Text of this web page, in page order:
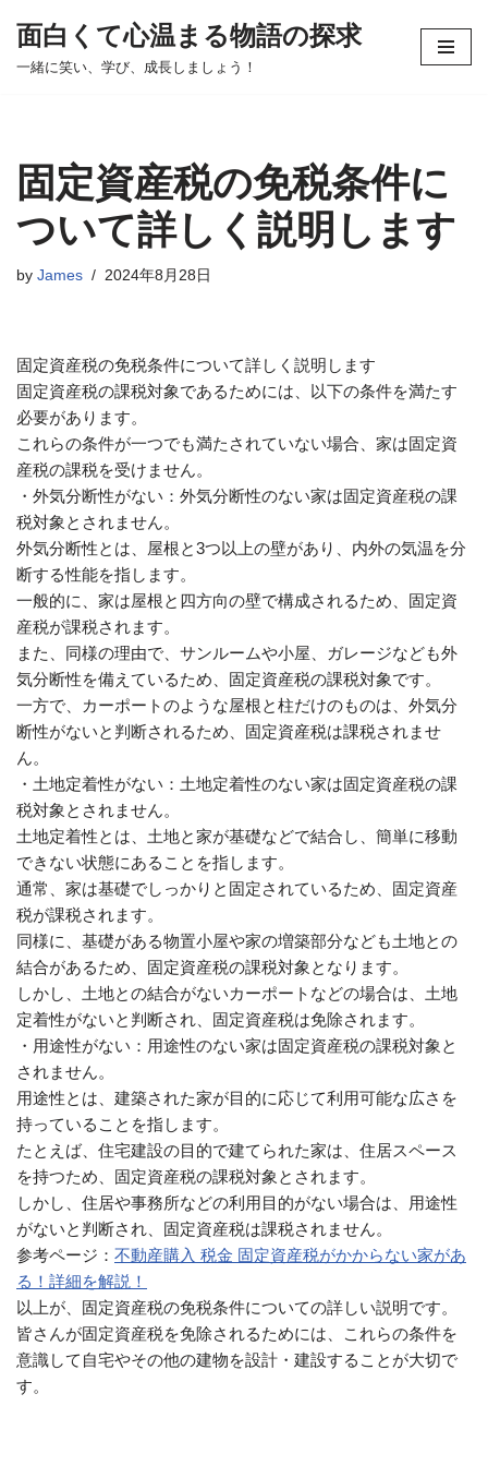
コ
ツ
へ
ス
ッ
面白くて心温まる物語の探求
一緒に笑い、学び、成長しましょう！
固定資産税の免税条件に
ついて詳しく説明します
by James 2024年8月28日
固定資産税の免税条件について詳しく説明します
固定資産税の課税対象であるためには、以下の条件を満たす
必要があります。
これらの条件が一つでも満たされていない場合、家は固定資
産税の課税を受けません。
・外気分断性がない：外気分断性のない家は固定資産税の課
税対象とされません。
外気分断性とは、屋根と3つ以上の壁があり、内外の気温を分
断する性能を指します。
一般的に、家は屋根と四方向の壁で構成されるため、固定資
産税が課税されます。
また、同様の理由で、サンルームや小屋、ガレージなども外
気分断性を備えているため、固定資産税の課税対象です。
一方で、カーポートのような屋根と柱だけのものは、外気分
断性がないと判断されるため、固定資産税は課税されませ
ん。
・土地定着性がない：土地定着性のない家は固定資産税の課
税対象とされません。
土地定着性とは、土地と家が基礎などで結合し、簡単に移動
できない状態にあることを指します。
通常、家は基礎でしっかりと固定されているため、固定資産
税が課税されます。
同様に、基礎がある物置小屋や家の増築部分なども土地との
結合があるため、固定資産税の課税対象となります。
しかし、土地との結合がないカーポートなどの場合は、土地
定着性がないと判断され、固定資産税は免除されます。
・用途性がない：用途性のない家は固定資産税の課税対象と
されません。
用途性とは、建築された家が目的に応じて利用可能な広さを
持っていることを指します。
たとえば、住宅建設の目的で建てられた家は、住居スペース
を持つため、固定資産税の課税対象とされます。
しかし、住居や事務所などの利用目的がない場合は、用途性
がないと判断され、固定資産税は課税されません。
参考ページ： 不動産購入 税金 固定資産税がかからない家があ
る！詳細を解説！
以上が、固定資産税の免税条件についての詳しい説明です。
皆さんが固定資産税を免除されるためには、これらの条件を
意識して自宅やその他の建物を設計・建設することが大切で
す。